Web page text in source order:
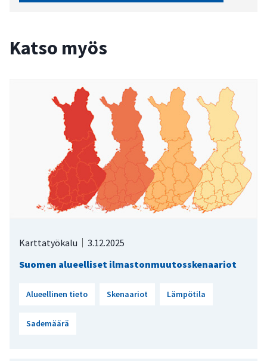
Katso myös
Karttatyökalu
3.12.2025
Suomen alueelliset ilmastonmuutosskenaariot
Alueellinen tieto Skenaariot Lämpötila
Sademäärä